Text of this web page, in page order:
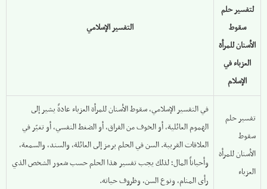
لتفسير حلم
سقوط
الأسنان للمرأة
العزباء في
الإسلام
التفسير الإسلامي
تفسير حلم
سقوط
الأسنان للمرأة
العزباء
في التفسير الإسلامي، سقوط الأسنان للمرأة العزباء عادةً يشير إلى
الهموم العائلية، أو الخوف من الفراق، أو الضغط النفسي، أو تغيّر في
العلاقات القريبة. السن في الحلم يرمز إلى العائلة، والسند، والسمعة،
وأحياناً المال؛ لذلك يجب تفسير هذا الحلم حسب شعور الشخص الذي
رأى المنام، ونوع السن، وظروف حياته.